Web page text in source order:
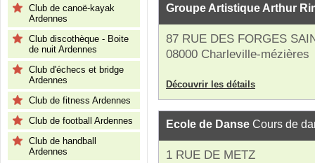
Club de canoë-kayak
Ardennes
Club discothèque - Boite
de nuit Ardennes
Club d'échecs et bridge
Ardennes
Club de fitness Ardennes
Club de football Ardennes
Club de handball
Ardennes
Groupe Artistique Arthur
87 RUE DES FORGES
08000 Charleville-mézières
Découvrir les détails
Ecole de Danse Cours de
1 RUE DE METZ